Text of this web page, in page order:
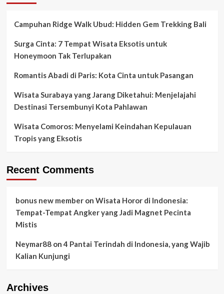
Campuhan Ridge Walk Ubud: Hidden Gem Trekking Bali
Surga Cinta: 7 Tempat Wisata Eksotis untuk
Honeymoon Tak Terlupakan
Romantis Abadi di Paris: Kota Cinta untuk Pasangan
Wisata Surabaya yang Jarang Diketahui: Menjelajahi
Destinasi Tersembunyi Kota Pahlawan
Wisata Comoros: Menyelami Keindahan Kepulauan
Tropis yang Eksotis
Recent Comments
bonus new memberon Wisata Horor di Indonesia:
Tempat-Tempat Angker yang Jadi Magnet Pecinta
Mistis
Neymar88on4 Pantai Terindah di Indonesia, yang Wajib
Kalian Kunjungi
Archives